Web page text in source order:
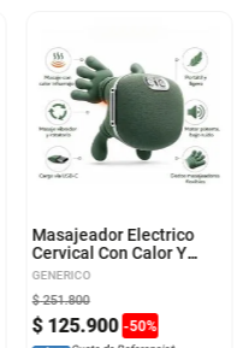
Masajeador Electrico
Cervical Con Calor Y
Vibracion
GENERICO
$ 125.900 -50%
$ 251.800